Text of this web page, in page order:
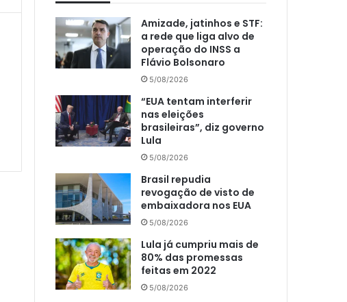
Amizade, jatinhos e STF:
a rede que liga alvo de
operação do INSS a
Flávio Bolsonaro
5/08/2026
“EUA tentam interferir
nas eleições
brasileiras”, diz governo
Lula
5/08/2026
Brasil repudia
revogação de visto de
embaixadora nos EUA
5/08/2026
Lula já cumpriu mais de
80% das promessas
feitas em 2022
5/08/2026